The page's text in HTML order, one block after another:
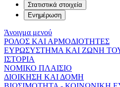
Στατιστικά στοιχεία
Ενημέρωση
Άνοιγμα μενού
ΡΟΛΟΣ ΚΑΙ ΑΡΜΟΔΙΟΤΗΤΕΣ
ΕΥΡΩΣΥΣΤΗΜΑ ΚΑΙ ΖΩΝΗ
ΙΣΤΟΡΙΑ
ΝΟΜΙΚΟ ΠΛΑΙΣΙΟ
ΔΙΟΙΚΗΣΗ ΚΑΙ ΔΟΜΗ